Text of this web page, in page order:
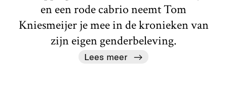
en een rode cabrio neemt Tom
Kniesmeijer je mee in de kronieken van
zijn eigen genderbeleving.
Lees meer